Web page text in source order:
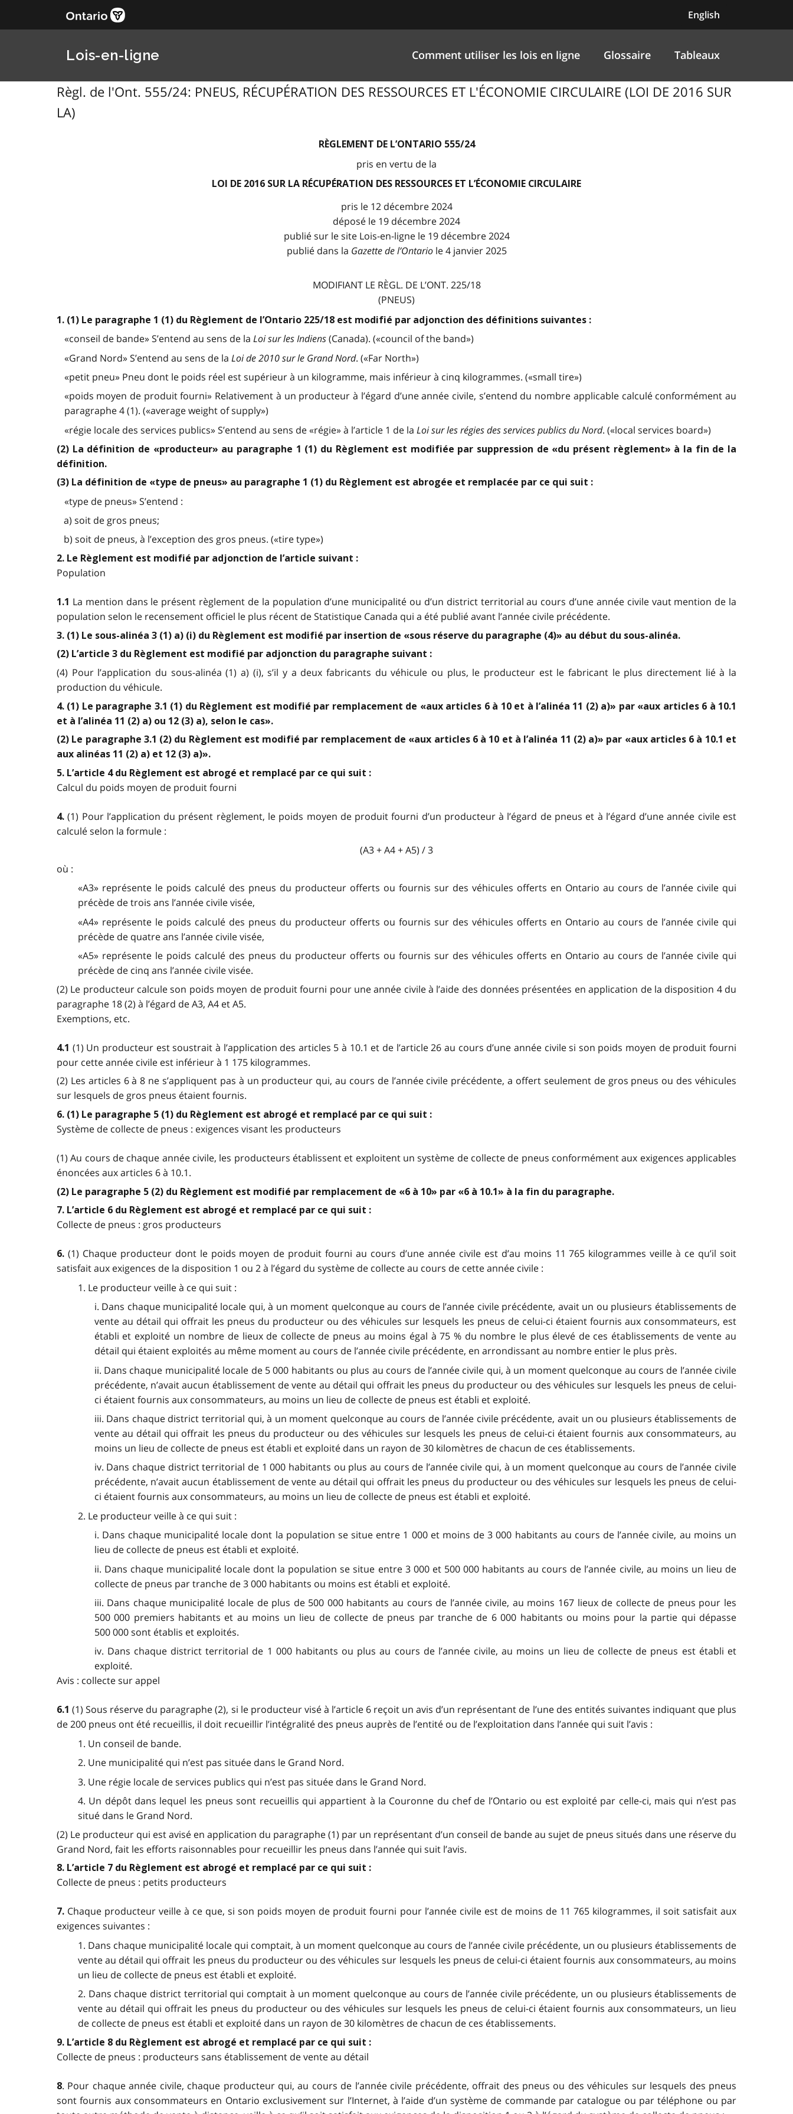
English
Lois-en-ligne Comment utiliser les lois en ligne Glossaire Tableaux
Règl. de l'Ont. 555/24: PNEUS, RÉCUPÉRATION DES RESSOURCES ET L'ÉCONOMIE CIRCULAIRE (LOI DE 2016 SUR
LA)
RÈGLEMENT DE L’ONTARIO 555/24
pris en vertu de la
LOI DE 2016 SUR LA RÉCUPÉRATION DES RESSOURCES ET L’ÉCONOMIE CIRCULAIRE
pris le 12 décembre 2024
déposé le 19 décembre 2024
publié sur le site Lois-en-ligne le 19 décembre 2024
publié dans la Gazette de l’Ontariole 4 janvier 2025
MODIFIANT LE RÈGL. DE L’ONT. 225/18
(PNEUS)
1. (1) Le paragraphe 1 (1) du Règlement de l’Ontario 225/18 est modifié par adjonction des définitions suivantes :
«conseil de bande» S’entend au sens de la Loi sur les Indiens(Canada). («council of the band»)
«Grand Nord» S’entend au sens de la Loi de 2010 sur le Grand Nord. («Far North»)
«petit pneu» Pneu dont le poids réel est supérieur à un kilogramme, mais inférieur à cinq kilogrammes. («small tire»)
«poids moyen de produit fourni» Relativement à un producteur à l’égard d’une année civile, s’entend du nombre applicable calculé conformément au
paragraphe 4 (1). («average weight of supply»)
«régie locale des services publics» S’entend au sens de «régie» à l’article 1 de la Loi sur les régies des services publics du Nord. («local services board»)
(2) La définition de «producteur» au paragraphe 1 (1) du Règlement est modifiée par suppression de «du présent règlement» à la fin de la
définition.
(3) La définition de «type de pneus» au paragraphe 1 (1) du Règlement est abrogée et remplacée par ce qui suit :
«type de pneus» S’entend :
a) soit de gros pneus;
b) soit de pneus, à l’exception des gros pneus. («tire type»)
2. Le Règlement est modifié par adjonction de l’article suivant :
Population
1.1 La mention dans le présent règlement de la population d’une municipalité ou d’un district territorial au cours d’une année civile vaut mention de la
population selon le recensement officiel le plus récent de Statistique Canada qui a été publié avant l’année civile précédente.
3. (1) Le sous-alinéa 3 (1) a) (i) du Règlement est modifié par insertion de «sous réserve du paragraphe (4)» au début du sous-alinéa.
(2) L’article 3 du Règlement est modifié par adjonction du paragraphe suivant :
(4) Pour l’application du sous-alinéa (1) a) (i), s’il y a deux fabricants du véhicule ou plus, le producteur est le fabricant le plus directement lié à la
production du véhicule.
4. (1) Le paragraphe 3.1 (1) du Règlement est modifié par remplacement de «aux articles 6 à 10 et à l’alinéa 11 (2) a)» par «aux articles 6 à 10.1
et à l’alinéa 11 (2) a) ou 12 (3) a), selon le cas».
(2) Le paragraphe 3.1 (2) du Règlement est modifié par remplacement de «aux articles 6 à 10 et à l’alinéa 11 (2) a)» par «aux articles 6 à 10.1 et
aux alinéas 11 (2) a) et 12 (3) a)».
5. L’article 4 du Règlement est abrogé et remplacé par ce qui suit :
Calcul du poids moyen de produit fourni
4.(1) Pour l’application du présent règlement, le poids moyen de produit fourni d’un producteur à l’égard de pneus et à l’égard d’une année civile est
calculé selon la formule :
(A3 + A4 + A5) / 3
où :
«A3» représente le poids calculé des pneus du producteur offerts ou fournis sur des véhicules offerts en Ontario au cours de l’année civile qui
précède de trois ans l’année civile visée,
«A4» représente le poids calculé des pneus du producteur offerts ou fournis sur des véhicules offerts en Ontario au cours de l’année civile qui
précède de quatre ans l’année civile visée,
«A5» représente le poids calculé des pneus du producteur offerts ou fournis sur des véhicules offerts en Ontario au cours de l’année civile qui
précède de cinq ans l’année civile visée.
(2) Le producteur calcule son poids moyen de produit fourni pour une année civile à l’aide des données présentées en application de la disposition 4 du
paragraphe 18 (2) à l’égard de A3, A4 et A5.
Exemptions, etc.
4.1 (1) Un producteur est soustrait à l’application des articles 5 à 10.1 et de l’article 26 au cours d’une année civile si son poids moyen de produit fourni
pour cette année civile est inférieur à 1 175 kilogrammes.
(2) Les articles 6 à 8 ne s’appliquent pas à un producteur qui, au cours de l’année civile précédente, a offert seulement de gros pneus ou des véhicules
sur lesquels de gros pneus étaient fournis.
6. (1) Le paragraphe 5 (1) du Règlement est abrogé et remplacé par ce qui suit :
Système de collecte de pneus : exigences visant les producteurs
(1) Au cours de chaque année civile, les producteurs établissent et exploitent un système de collecte de pneus conformément aux exigences applicables
énoncées aux articles 6 à 10.1.
(2) Le paragraphe 5 (2) du Règlement est modifié par remplacement de «6 à 10» par «6 à 10.1» à la fin du paragraphe.
7. L’article 6 du Règlement est abrogé et remplacé par ce qui suit :
Collecte de pneus : gros producteurs
6. (1) Chaque producteur dont le poids moyen de produit fourni au cours d’une année civile est d’au moins 11 765 kilogrammes veille à ce qu’il soit
satisfait aux exigences de la disposition 1 ou 2 à l’égard du système de collecte au cours de cette année civile :
1. Le producteur veille à ce qui suit :
i. Dans chaque municipalité locale qui, à un moment quelconque au cours de l’année civile précédente, avait un ou plusieurs établissements de
vente au détail qui offrait les pneus du producteur ou des véhicules sur lesquels les pneus de celui-ci étaient fournis aux consommateurs, est
établi et exploité un nombre de lieux de collecte de pneus au moins égal à 75 % du nombre le plus élevé de ces établissements de vente au
détail qui étaient exploités au même moment au cours de l’année civile précédente, en arrondissant au nombre entier le plus près.
ii. Dans chaque municipalité locale de 5 000 habitants ou plus au cours de l’année civile qui, à un moment quelconque au cours de l’année civile
précédente, n’avait aucun établissement de vente au détail qui offrait les pneus du producteur ou des véhicules sur lesquels les pneus de celui-
ci étaient fournis aux consommateurs, au moins un lieu de collecte de pneus est établi et exploité.
iii. Dans chaque district territorial qui, à un moment quelconque au cours de l’année civile précédente, avait un ou plusieurs établissements de
vente au détail qui offrait les pneus du producteur ou des véhicules sur lesquels les pneus de celui-ci étaient fournis aux consommateurs, au
moins un lieu de collecte de pneus est établi et exploité dans un rayon de 30 kilomètres de chacun de ces établissements.
iv. Dans chaque district territorial de 1 000 habitants ou plus au cours de l’année civile qui, à un moment quelconque au cours de l’année civile
précédente, n’avait aucun établissement de vente au détail qui offrait les pneus du producteur ou des véhicules sur lesquels les pneus de celui-
ci étaient fournis aux consommateurs, au moins un lieu de collecte de pneus est établi et exploité.
2. Le producteur veille à ce qui suit :
i. Dans chaque municipalité locale dont la population se situe entre 1 000 et moins de 3 000 habitants au cours de l’année civile, au moins un
lieu de collecte de pneus est établi et exploité.
ii. Dans chaque municipalité locale dont la population se situe entre 3 000 et 500 000 habitants au cours de l’année civile, au moins un lieu de
collecte de pneus par tranche de 3 000 habitants ou moins est établi et exploité.
iii. Dans chaque municipalité locale de plus de 500 000 habitants au cours de l’année civile, au moins 167 lieux de collecte de pneus pour les
500 000 premiers habitants et au moins un lieu de collecte de pneus par tranche de 6 000 habitants ou moins pour la partie qui dépasse
500 000 sont établis et exploités.
iv. Dans chaque district territorial de 1 000 habitants ou plus au cours de l’année civile, au moins un lieu de collecte de pneus est établi et
exploité.
Avis : collecte sur appel
6.1(1) Sous réserve du paragraphe (2), si le producteur visé à l’article 6 reçoit un avis d’un représentant de l’une des entités suivantes indiquant que plus
de 200 pneus ont été recueillis, il doit recueillir l’intégralité des pneus auprès de l’entité ou de l’exploitation dans l’année qui suit l’avis :
1. Un conseil de bande.
2. Une municipalité qui n’est pas située dans le Grand Nord.
3. Une régie locale de services publics qui n’est pas située dans le Grand Nord.
4. Un dépôt dans lequel les pneus sont recueillis qui appartient à la Couronne du chef de l’Ontario ou est exploité par celle-ci, mais qui n’est pas
situé dans le Grand Nord.
(2) Le producteur qui est avisé en application du paragraphe (1) par un représentant d’un conseil de bande au sujet de pneus situés dans une réserve du
Grand Nord, fait les efforts raisonnables pour recueillir les pneus dans l’année qui suit l’avis.
8. L’article 7 du Règlement est abrogé et remplacé par ce qui suit :
Collecte de pneus : petits producteurs
7. Chaque producteur veille à ce que, si son poids moyen de produit fourni pour l’année civile est de moins de 11 765 kilogrammes, il soit satisfait aux
exigences suivantes :
1. Dans chaque municipalité locale qui comptait, à un moment quelconque au cours de l’année civile précédente, un ou plusieurs établissements de
vente au détail qui offrait les pneus du producteur ou des véhicules sur lesquels les pneus de celui-ci étaient fournis aux consommateurs, au moins
un lieu de collecte de pneus est établi et exploité.
2. Dans chaque district territorial qui comptait à un moment quelconque au cours de l’année civile précédente, un ou plusieurs établissements de
vente au détail qui offrait les pneus du producteur ou des véhicules sur lesquels les pneus de celui-ci étaient fournis aux consommateurs, un lieu
de collecte de pneus est établi et exploité dans un rayon de 30 kilomètres de chacun de ces établissements.
9. L’article 8 du Règlement est abrogé et remplacé par ce qui suit :
Collecte de pneus : producteurs sans établissement de vente au détail
8. Pour chaque année civile, chaque producteur qui, au cours de l’année civile précédente, offrait des pneus ou des véhicules sur lesquels des pneus
sont fournis aux consommateurs en Ontario exclusivement sur l’Internet, à l’aide d’un système de commande par catalogue ou par téléphone ou par